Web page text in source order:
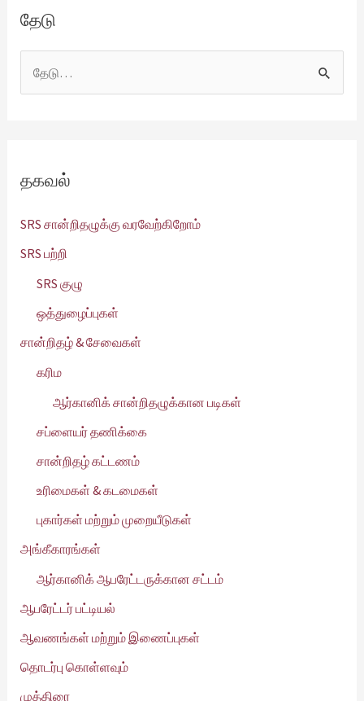
தேடு
தகவல்
SRS சான்றிதழுக்கு வரவேற்கிறோம்
SRS பற்றி
SRS குழு
ஒத்துழைப்புகள்
சான்றிதழ் & சேவைகள்
கரிம
ஆர்கானிக் சான்றிதழுக்கான படிகள்
சப்ளையர் தணிக்கை
சான்றிதழ் கட்டணம்
உரிமைகள் & கடமைகள்
புகார்கள் மற்றும் முறையீடுகள்
அங்கீகாரங்கள்
ஆர்கானிக் ஆபரேட்டருக்கான சட்டம்
ஆபரேட்டர் பட்டியல்
ஆவணங்கள் மற்றும் இணைப்புகள்
தொடர்பு கொள்ளவும்
முத்திரை